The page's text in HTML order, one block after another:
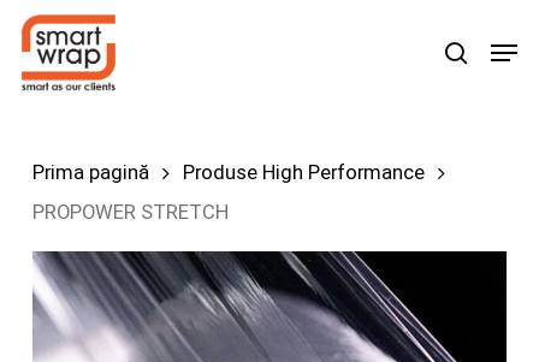
Skip
main
search
Prima pagină
Produse High Performance
PROPOWER STRETCH